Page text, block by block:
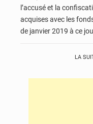
l’accusé et la
acquises avec les
de janvier 2019 à ce
LA